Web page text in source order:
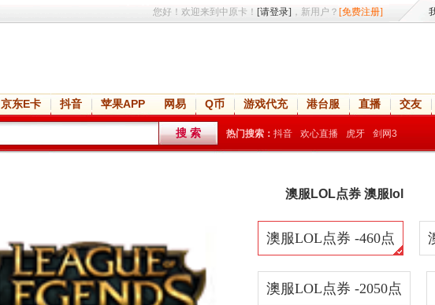
您好！欢迎来到中原卡！ [请登录] ，新用户？ [免费注册]
京东E卡 抖音 苹果APP 网易 Q币 游戏代充 港台服 直播 交友
热门搜索： 抖音 欢心直播 虎牙 剑网3
澳服LOL点券 澳服lol
澳服LOL点券 -460点
澳服LOL点券 -2050点